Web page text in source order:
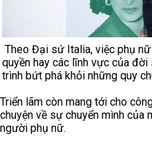
Theo Đại sứ Italia, việc phụ
quyền hay các lĩnh vực của
trình bứt phá khỏi những quy
Triển lãm còn mang tới cho
chuyện về sự chuyển mình của
người phụ nữ.